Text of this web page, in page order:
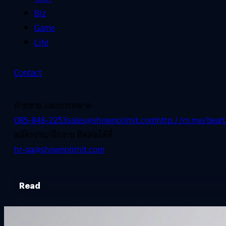
Biz
Game
Life
Contact
ฝ่ายขาย และการตลาด
085-848-2253sales@shownolimit.comhttp://m.me/
สมัครงาน/ฝึกงาน ติดต่อได้ที่
hr-ga@shownolimit.com
Read